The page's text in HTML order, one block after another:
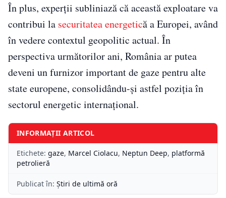
În plus, experţii subliniază că această exploatare va
contribui la securitatea energetică a Europei, având
în vedere contextul geopolitic actual. În
perspectiva următorilor ani, România ar putea
deveni un furnizor important de gaze pentru alte
state europene, consolidându-şi astfel poziţia în
sectorul energetic internaţional.
INFORMAȚII ARTICOL
Etichete: gaze, Marcel Ciolacu, Neptun Deep, platformă
petrolieră
Publicat în: Știri de ultimă oră